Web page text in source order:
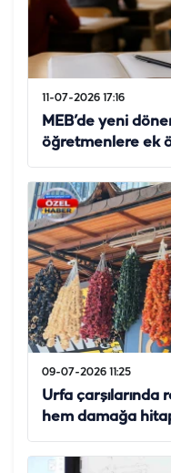
11-07-2026 17:16
MEB’de yeni
öğretmenlere ek
09-07-2026 11:25
Urfa çarşılarında
hem damağa